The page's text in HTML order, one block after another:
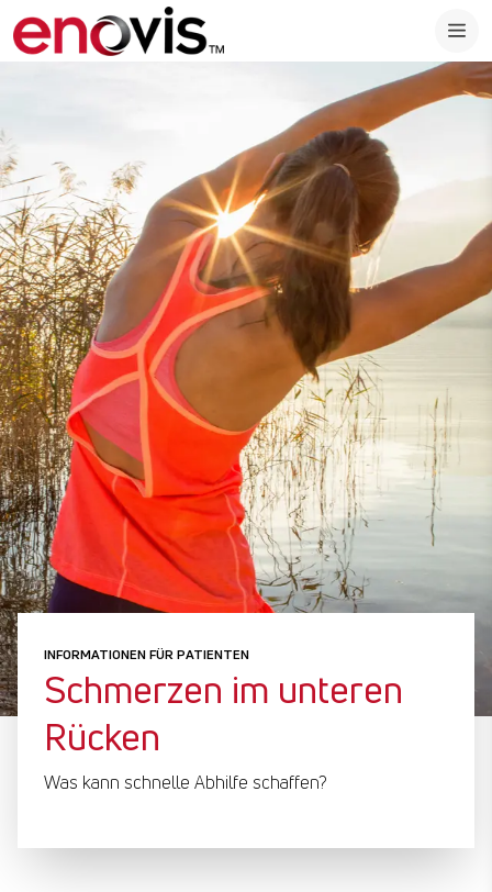
INFORMATIONEN FÜR PATIENTEN
Schmerzen im unteren
Rücken
Was kann schnelle Abhilfe schaffen?